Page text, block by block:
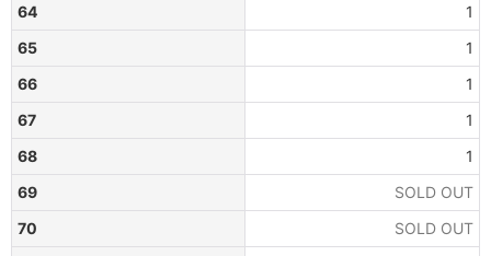
64
1
65
1
66
1
67
1
68
1
69
SOLD OUT
70
SOLD OUT